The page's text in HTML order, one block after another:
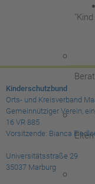
Kinderschutzbund
Orts- und Kreisverband
Gemeinnütziger Verein,
16 VR 885
Vorsitzende: Bianca
Universitätsstraße 29
35037 Marburg